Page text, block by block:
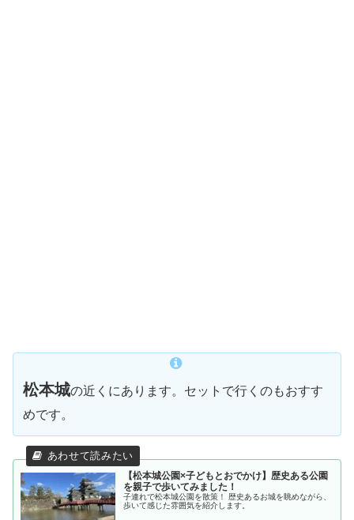
松本城の近くにあります。セットで行くのもおすす
めです。
【松本城公園×子どもとおでかけ】歴史ある公園
を親子で歩いてみました！
子連れで松本城公園を散策！ 歴史あるお城を眺めながら、
歩いて感じた雰囲気を紹介します。